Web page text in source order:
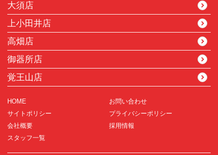
大須店
上小田井店
高畑店
御器所店
覚王山店
HOME
お問い合わせ
サイトポリシー
プライバシーポリシー
会社概要
採用情報
スタッフ一覧